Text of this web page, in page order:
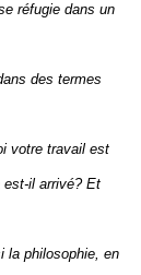
réfugie dans un
des termes
votre travail est
est-il arrivé? Et
la philosophie, en